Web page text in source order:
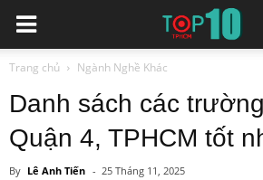
Trang chủ Ngành Nghề Khác
Danh sách các
Quận 4, TPHCM tốt
By Lê Anh Tiến - 25 Tháng 11, 2025